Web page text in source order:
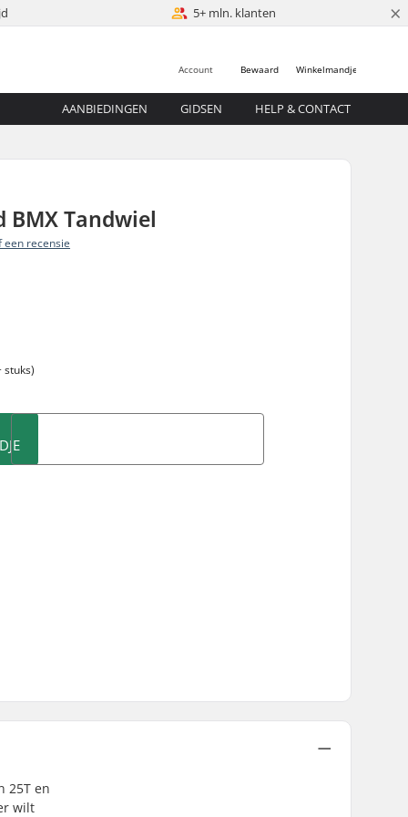
5+ mln. klanten ×
Winkelmandje
Bewaard
Account
AANBIEDINGEN GIDSEN HELP & CONTACT
BMX Tandwiel
een recensie
stuks)
25T en
wilt